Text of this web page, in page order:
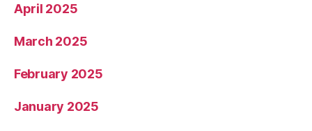
April 2025
March 2025
February 2025
January 2025